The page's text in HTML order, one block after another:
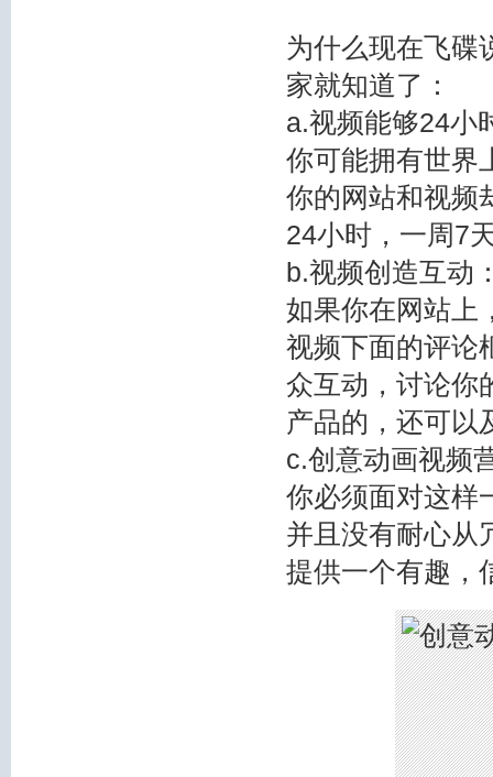
为什么现在飞碟
家就知道了：
a.视频能够24小
你可能拥有世界
你的网站和视频
24小时，一周7
b.视频创造互动
如果你在网站上
视频下面的评论
众互动，讨论你
产品的，还可以
c.创意动画视频
你必须面对这样
并且没有耐心从
提供一个有趣，